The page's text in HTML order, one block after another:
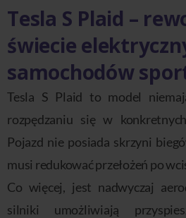
Tesla S Plaid –
świecie
samochodów
Tesla S Plaid to model
rozpędzaniu się w
Pojazd nie posiada skrzyni
musi redukować przełożeń po
Co więcej, jest nadwyczaj
silniki umożliwiają